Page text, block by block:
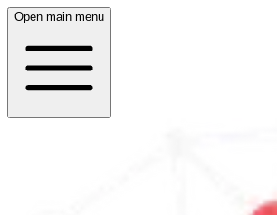
Open main menu